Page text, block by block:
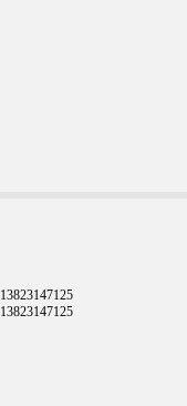
13823147125
13823147125